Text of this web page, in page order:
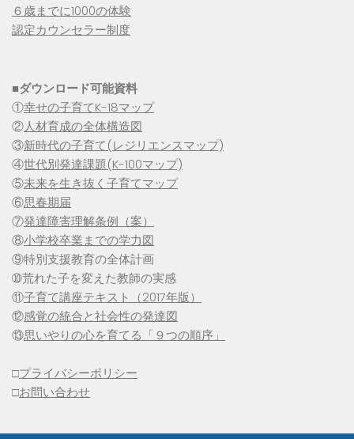
６歳までに1000の体験
認定カウンセラー制度
■ダウンロード可能資料
①幸せの子育てK-18マップ
②人材育成の全体構造図
③新時代の子育て(レジリエンスマップ)
④世代別発達課題(K-100マップ)
⑤未来を生き抜く子育てマップ
⑥思春期届
⑦発達障害理解条例（案）
⑧小学校卒業までの学力図
⑨特別支援教育の全体計画
➉荒れた子を変えた教師の実感
⑪子育て講座テキスト（2017年版）
⑫感覚の統合と社会性の発達図
⑬思いやりの心を育てる「９つの順序」
□プライバシーポリシー
□お問い合わせ